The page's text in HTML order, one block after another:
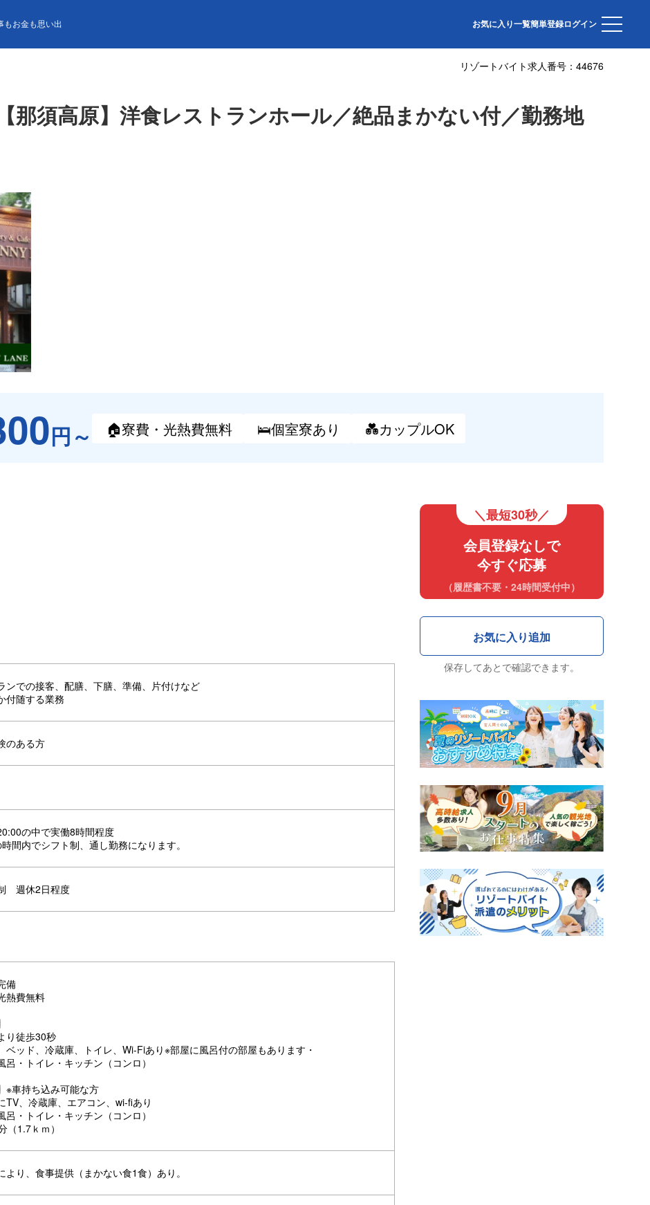
もお金も思い出 お気に入り一覧簡単登録ログイン
リゾートバイト求人番号： 44676
那須高原】洋食レストランホール／絶品まかない付／勤務地
円～ 🏠寮費・ 光熱費無料 🛌個室寮あり 💑カップルOK
ンでの接客、配膳、下膳、準備、片付けなど
付随する業務
のある方
の中で実働8時間程度
間内でシフト制、通し勤務になります。
週休2日程度
備
熱費無料
り徒歩30秒
ベッド、冷蔵庫、トイレ、Wi-Fiあり※部屋に風呂付の部屋もあります・
呂・トイレ・キッチン（コンロ）
※車持ち込み可能な方
TV、冷蔵庫、エアコン、wi-fiあり
呂・トイレ・キッチン（コンロ）
（1.7ｋｍ）
より、食事提供（まかない食1食）あり。
＼最短30秒／
会員登録なしで
今すぐ応募
（履歴書不要・24時間受付中）
保存してあとで確認できます。